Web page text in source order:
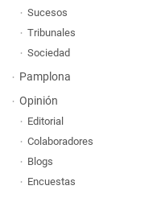
Sucesos
Tribunales
Sociedad
Pamplona
Opinión
Editorial
Colaboradores
Blogs
Encuestas